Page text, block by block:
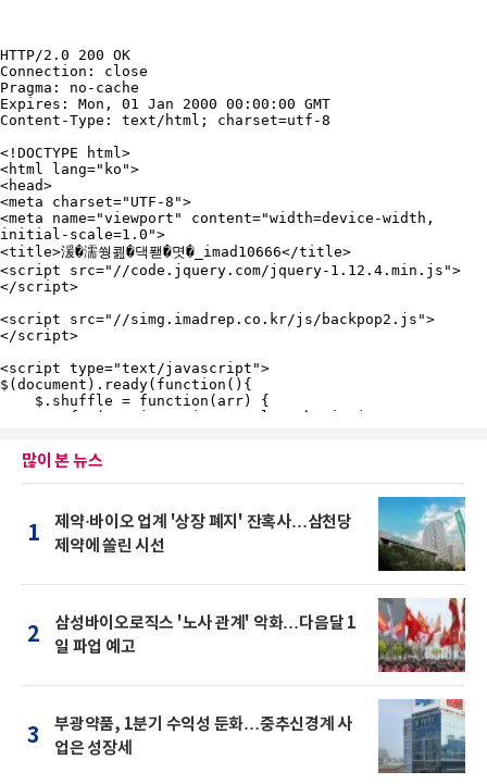
많이 본 뉴스
1
제약·바이오 업계 '상장 폐지' 잔혹사…삼천당
제약에 쏠린 시선
2
삼성바이오로직스 '노사 관계' 악화…다음달 1
일 파업 예고
3
부광약품, 1분기 수익성 둔화…중추신경계 사
업은 성장세